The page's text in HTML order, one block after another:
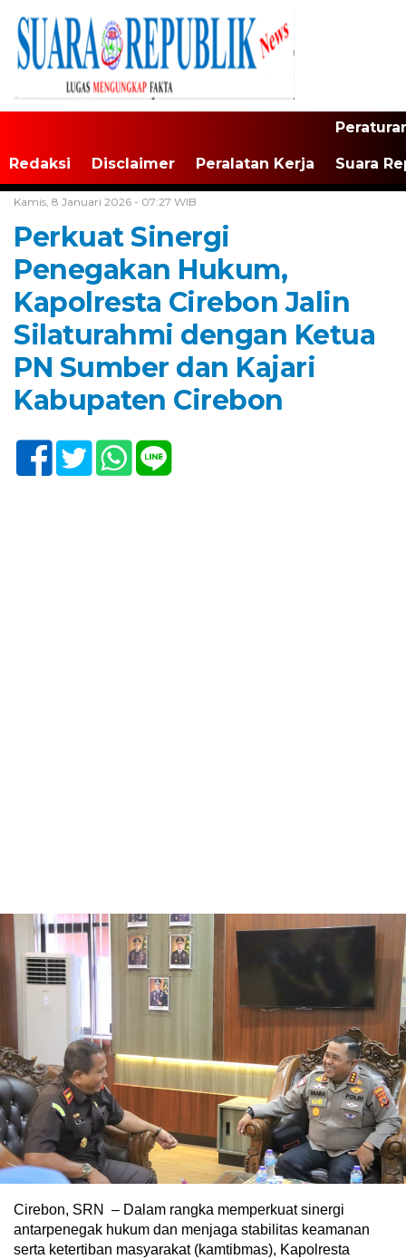
Redaksi Disclaimer Peralatan Kerja Suara
Kamis, 8 Januari 2026 - 07:27 WIB
Perkuat Sinergi
Penegakan Hukum,
Kapolresta Cirebon Jalin
Silaturahmi dengan Ketua
PN Sumber dan Kajari
Kabupaten Cirebon
Cirebon, SRN – Dalam rangka memperkuat sinergi
antarpenegak hukum dan menjaga stabilitas keamanan
serta ketertiban masyarakat (kamtibmas), Kapolresta